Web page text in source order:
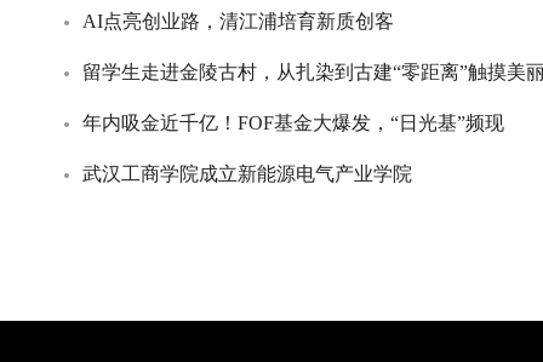
AI点亮创业路，清江浦培育新质创客
留学生走进金陵古村，从扎染到古建“零距离”触摸美
年内吸金近千亿！FOF基金大爆发，“日光基”频现
武汉工商学院成立新能源电气产业学院